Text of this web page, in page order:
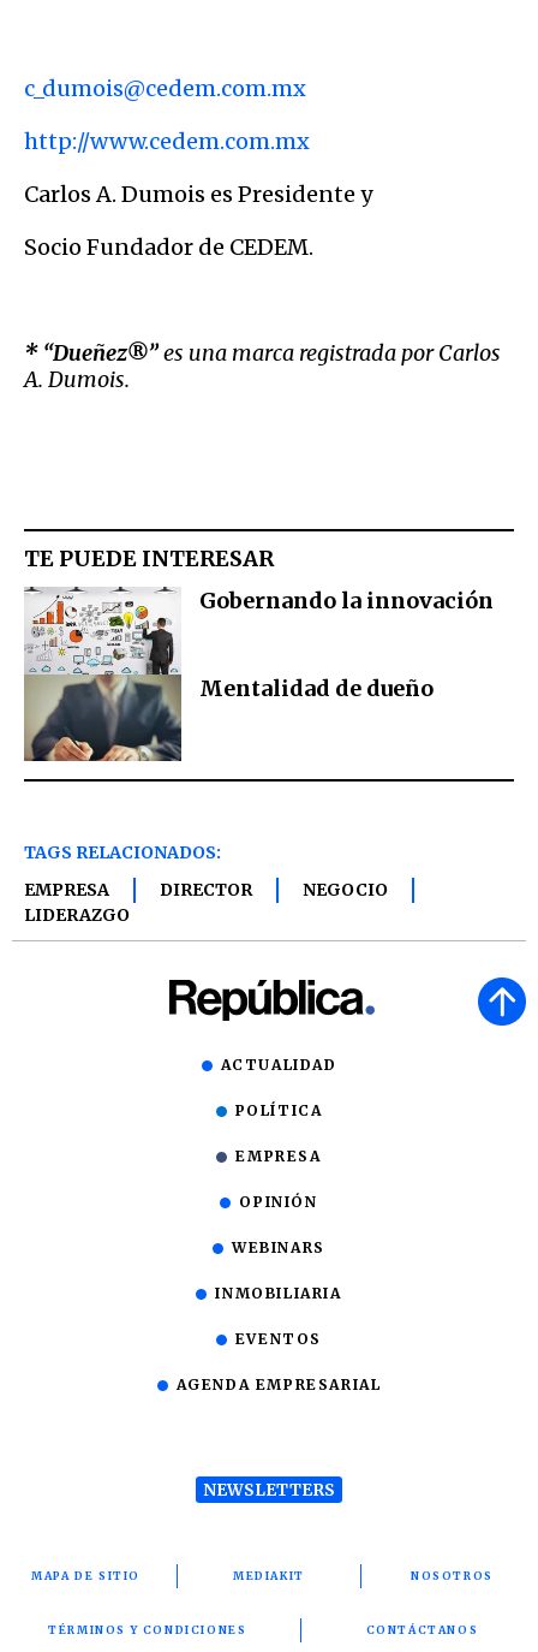
c_dumois@cedem.com.mx
http://www.cedem.com.mx
Carlos A. Dumois es Presidente y
Socio Fundador de CEDEM.
* “Dueñez®”es una marca registradapor Carlos
A. Dumois.
TE PUEDE INTERESAR
Gobernando la innovación
Mentalidad de dueño
TAGS RELACIONADOS:
EMPRESA
DIRECTOR
NEGOCIO
LIDERAZGO
ACTUALIDAD
POLÍTICA
EMPRESA
OPINIÓN
WEBINARS
INMOBILIARIA
EVENTOS
AGENDA EMPRESARIAL
NEWSLETTERS
MAPA DE SITIO MEDIAKIT NOSOTROS
TÉRMINOS Y CONDICIONES CONTÁCTANOS